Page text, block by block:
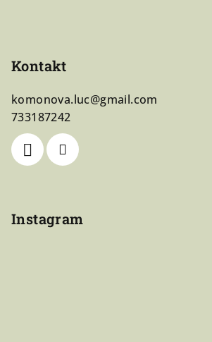
Kontakt
komonova.luc@gmail.com
733187242
Instagram